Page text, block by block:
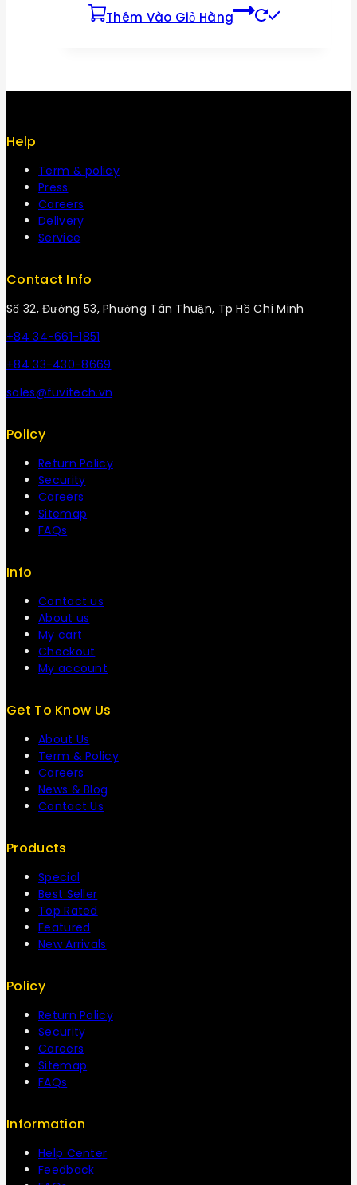
Thêm Vào Giỏ Hàng
Help
Term & policy
Press
Careers
Delivery
Service
Contact Info
Số 32, Đường 53, Phường Tân Thuận, Tp Hồ Chí Minh
+84 34-661-1851
+84 33-430-8669
sales@fuvitech.vn
Policy
Return Policy
Security
Careers
Sitemap
FAQs
Info
Contact us
About us
My cart
Checkout
My account
Get To Know Us
About Us
Term & Policy
Careers
News & Blog
Contact Us
Products
Special
Best Seller
Top Rated
Featured
New Arrivals
Policy
Return Policy
Security
Careers
Sitemap
FAQs
Information
Help Center
Feedback